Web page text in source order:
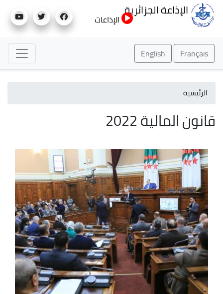
إلى
الإذاعة الجزائرية
الإذاعات
Français
English
الرئيسية
قانون المالية 2022